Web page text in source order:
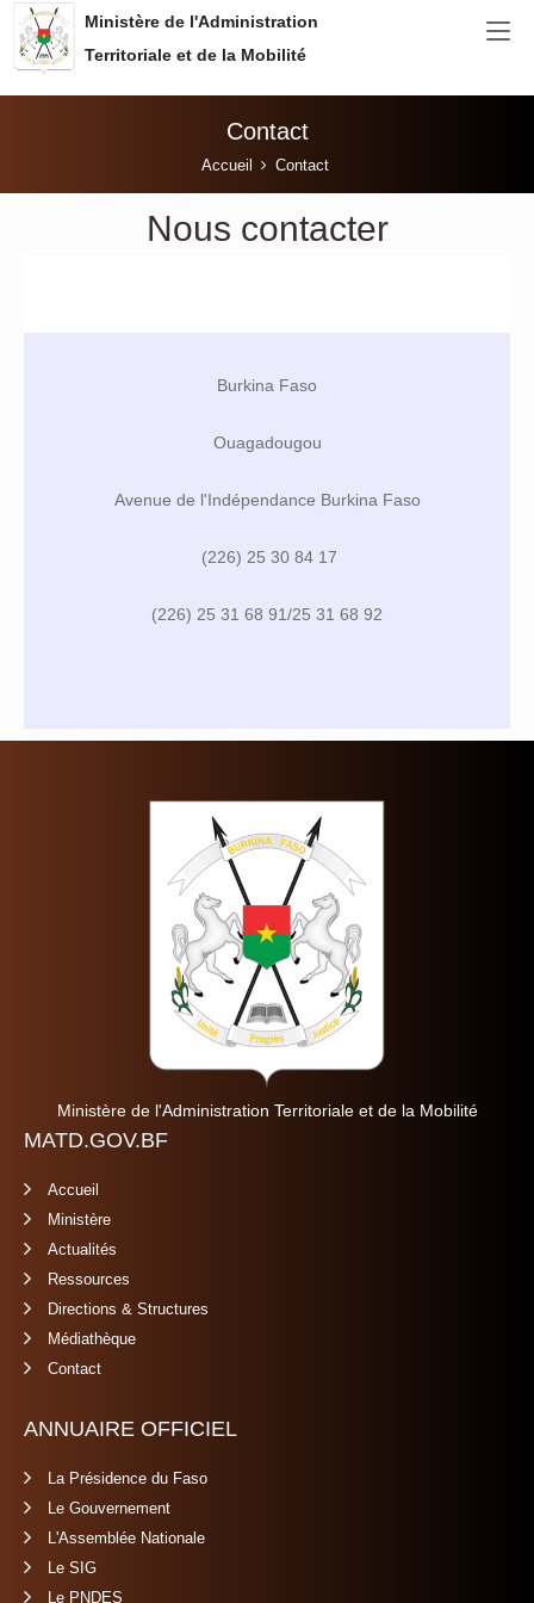
Aller au contenu principal
Ministère de l'Administration
Territoriale et de la Mobilité
Contact
Accueil Contact
Nous contacter
Burkina Faso
Ouagadougou
Avenue de l'Indépendance Burkina Faso
(226) 25 30 84 17
(226) 25 31 68 91/25 31 68 92
Ministère de l'Administration Territoriale et de la Mobilité
MATD.GOV.BF
Accueil
Ministère
Actualités
Ressources
Directions & Structures
Médiathèque
Contact
ANNUAIRE OFFICIEL
La Présidence du Faso
Le Gouvernement
L'Assemblée Nationale
Le SIG
Le PNDES